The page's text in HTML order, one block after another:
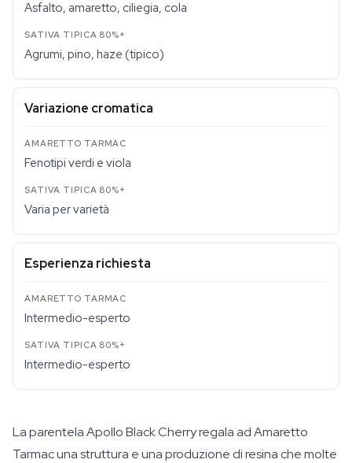
Asfalto, amaretto, ciliegia, cola
Agrumi, pino, haze (tipico)
Variazione cromatica
Fenotipi verdi e viola
Varia per varietà
Esperienza richiesta
Intermedio-esperto
Intermedio-esperto
La parentela Apollo Black Cherry regala ad Amaretto
Tarmac una struttura e una produzione di resina che molte